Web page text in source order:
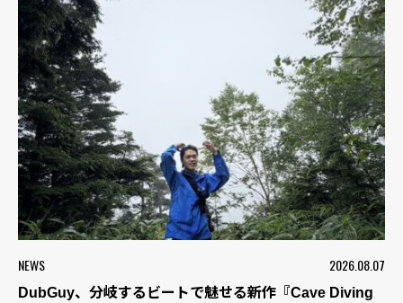
NEWS 2026.08.07
DubGuy、分岐するビートで魅せる新作『Cave Diving